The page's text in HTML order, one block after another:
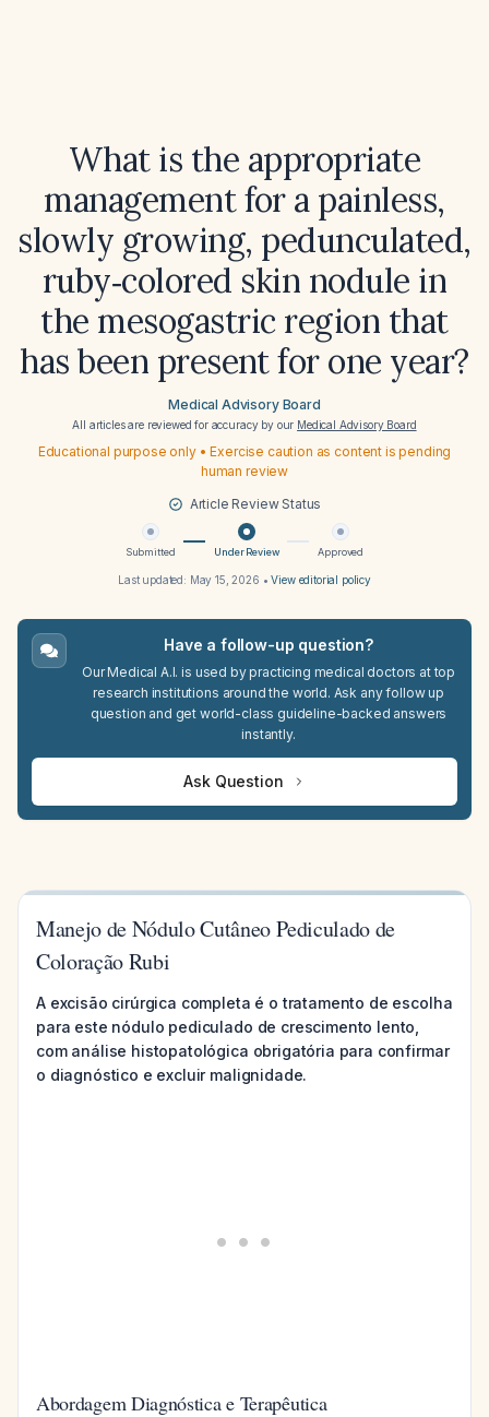
What is the appropriate
management for a painless,
slowly growing, pedunculated,
ruby‑colored skin nodule in
the mesogastric region that
has been present for one year?
Medical Advisory Board
All articles are reviewed for accuracy by our Medical Advisory Board
Educational purpose only • Exercise caution as content is pending
human review
Article Review Status
Submitted Under Review Approved
Last updated: May 15, 2026 •View editorial policy
Have a follow-up question?
Our Medical A.I. is used by practicing medical doctors at top
research institutions around the world. Ask any follow up
question and get world-class guideline-backed answers
instantly.
Ask Question
Manejo de Nódulo Cutâneo Pediculado de
Coloração Rubi
A excisão cirúrgica completa é o tratamento de escolha
para este nódulo pediculado de crescimento lento,
com análise histopatológica obrigatória para confirmar
o diagnóstico e excluir malignidade.
Abordagem Diagnóstica e Terapêutica